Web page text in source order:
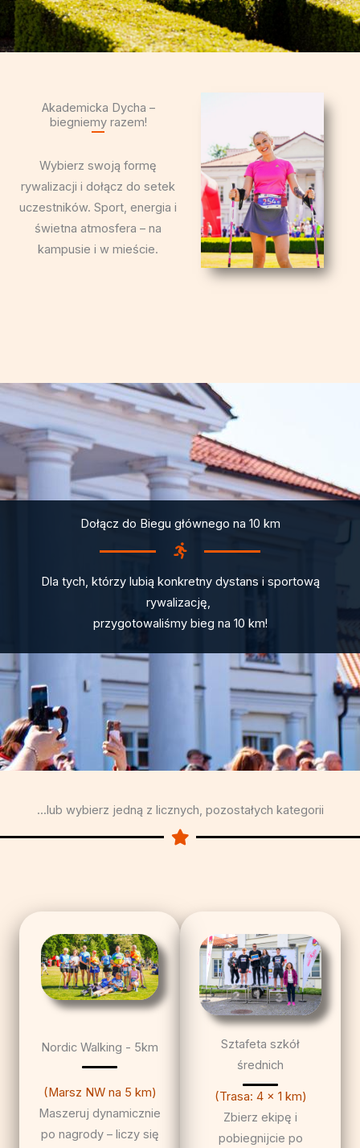
Akademicka Dycha –
biegniemy razem!
Wybierz swoją formę
rywalizacji i dołącz do setek
uczestników. Sport, energia i
świetna atmosfera – na
kampusie i w mieście.
Dołącz do Biegu głównego na 10 km
Dla tych, którzy lubią konkretny dystans i sportową
rywalizację,
przygotowaliśmy bieg na 10 km!
...lub wybierz jedną z licznych, pozostałych kategorii
Nordic Walking - 5km
(Marsz NW na 5 km)
Maszeruj dynamicznie
po nagrody – liczy się
Sztafeta szkół
średnich
(Trasa: 4 x 1 km)
Zbierz ekipę i
pobiegnijcie po